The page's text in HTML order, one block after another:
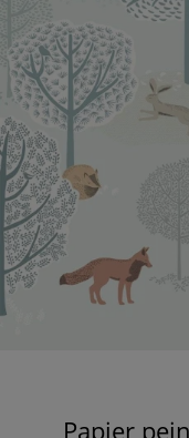
Papier peint panoramique In the